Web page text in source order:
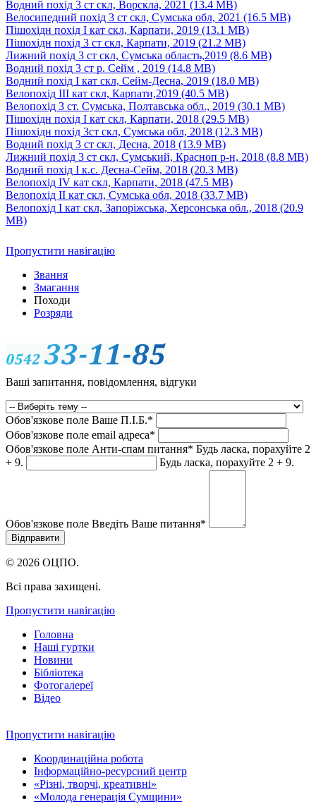
Водний похід 3 ст скл, Ворскла, 2021 (13.4 MB)
Велосипедний похід 3 ст скл, Сумська обл, 2021 (16.5 MB)
Пішохідн похід І кат скл, Карпати, 2019 (13.1 MB)
Пішохідн похід 3 ст скл, Карпати, 2019 (21.2 MB)
Лижний похід 3 ст скл, Сумська область,2019 (8.6 MB)
Водний похід 3 ст р. Сейм , 2019 (14.8 MB)
Водний похід І кат скл, Сейм-Десна, 2019 (18.0 MB)
Велопохід ІІІ кат скл, Карпати,2019 (40.5 MB)
Велопохід 3 ст. Сумська, Полтавська обл., 2019 (30.1 MB)
Пішохідн похід І кат скл, Карпати, 2018 (29.5 MB)
Пішохідн похід 3ст скл, Сумська обл, 2018 (12.3 MB)
Водний похід 3 ст скл, Десна, 2018 (13.9 MB)
Лижний похід 3 ст скл, Сумський, Красноп р-н, 2018 (8.8 MB)
Водний похід І к.с. Десна-Сейм, 2018 (20.3 MB)
Велопохід ІV кат скл, Карпати, 2018 (47.5 MB)
Велопохід ІІ кат скл, Сумська обл, 2018 (33.7 MB)
Велопохід І кат скл, Запоріжська, Херсонська обл., 2018 (20.9
MB)
Пропустити навігацію
Звання
Змагання
Походи
Розряди
Ваші запитання, повідомлення, відгуки
Обов'язкове поле Ваше П.I.Б.*
Обов'язкове поле email адреса*
Обов'язкове поле Анти-спам питання* Будь ласка, порахуйте 2
+ 9.
Будь ласка, порахуйте 2 + 9.
Обов'язкове поле Введіть Ваше питання*
© 2026 ОЦПО.
Всі права захищені.
Пропустити навігацію
Головна
Наші гуртки
Новини
Бібліотека
Фотогалереї
Відео
Пропустити навігацію
Координаційна робота
Інформаційно-ресурсний центр
«Різні, творчі, креативні»
«Молода генерація Сумщини»